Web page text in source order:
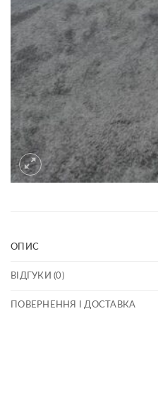
ОПИС
ВІДГУКИ (0)
ПОВЕРНЕННЯ І ДОСТАВКА